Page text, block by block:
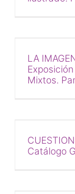
LA
Mixtos.
Catálogo